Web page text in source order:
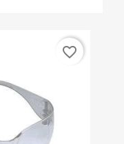
favorite_border